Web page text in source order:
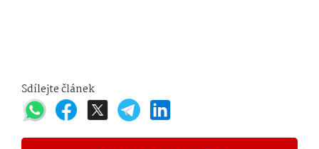
Sdílejte článek